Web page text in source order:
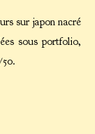
sur japon nacré
sous portfolio,